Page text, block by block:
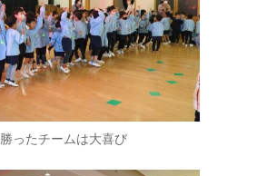
勝ったチームは大喜び